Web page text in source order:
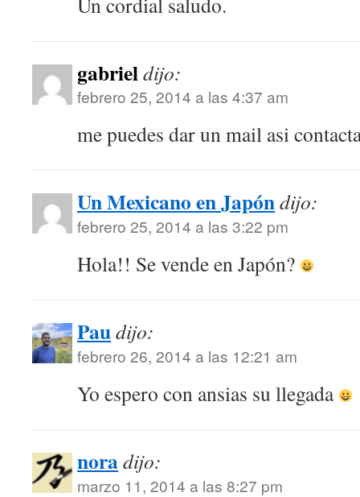
gabrieldijo:
febrero 25, 2014 a las 4:37 am
me puedes dar un mail asi
Un Mexicano en Japóndijo:
febrero 25, 2014 a las 3:22 pm
Hola!! Se vende en Japón?
Paudijo:
febrero 26, 2014 a las 12:21 am
Yo espero con ansias su llegada
noradijo:
marzo 11, 2014 a las 8:27 pm